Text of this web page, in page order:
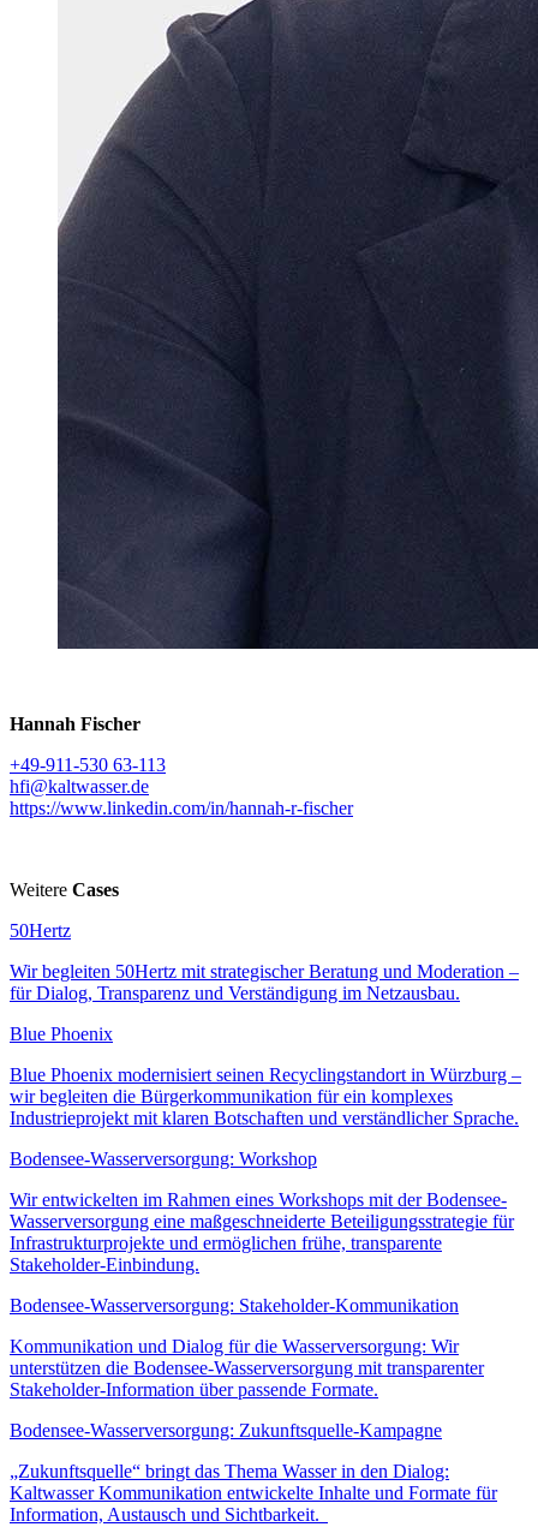
Hannah Fischer
+49-911-530 63-113
hfi@kaltwasser.de
https://www.linkedin.com/in/hannah-r-fischer
Weitere Cases
50Hertz
Wir begleiten 50Hertz mit strategischer Beratung und Moderation –
für Dialog, Transparenz und Verständigung im Netzausbau.
Blue Phoenix
Blue Phoenix modernisiert seinen Recyclingstandort in Würzburg –
wir begleiten die Bürgerkommunikation für ein komplexes
Industrieprojekt mit klaren Botschaften und verständlicher Sprache.
Bodensee-Wasserversorgung: Workshop
Wir entwickelten im Rahmen eines Workshops mit der Bodensee-
Wasserversorgung eine maßgeschneiderte Beteiligungsstrategie für
Infrastrukturprojekte und ermöglichen frühe, transparente
Stakeholder-Einbindung.
Bodensee-Wasserversorgung: Stakeholder-Kommunikation
Kommunikation und Dialog für die Wasserversorgung: Wir
unterstützen die Bodensee-Wasserversorgung mit transparenter
Stakeholder-Information über passende Formate.
Bodensee-Wasserversorgung: Zukunftsquelle-Kampagne
„Zukunftsquelle“ bringt das Thema Wasser in den Dialog:
Kaltwasser Kommunikation entwickelte Inhalte und Formate für
Information, Austausch und Sichtbarkeit.